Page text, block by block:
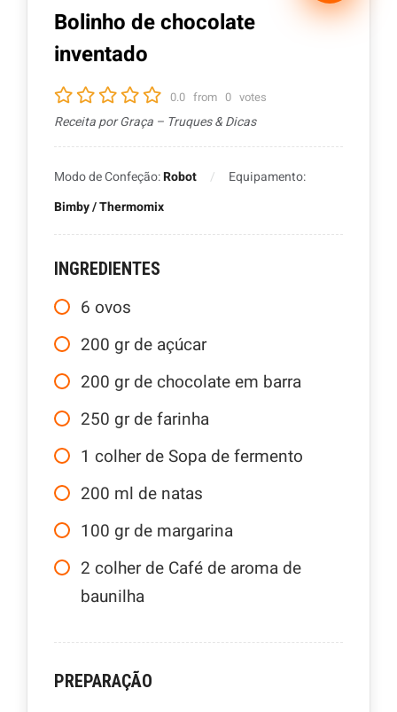
Bolinho de chocolate
inventado
0.0 from 0 votes
Receita por Graça – Truques & Dicas
Modo de Confeção:Robot
Equipamento:
Bimby / Thermomix
INGREDIENTES
6 ovos
200 gr de açúcar
200 gr de chocolate em barra
250 gr de farinha
1 colher de Sopa de fermento
200 ml de natas
100 gr de margarina
2 colher de Café de aroma de
baunilha
PREPARAÇÃO